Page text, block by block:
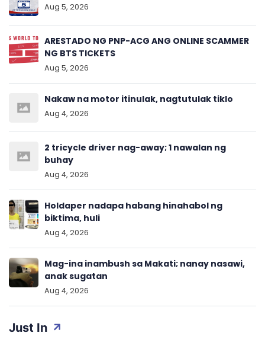
Just In
Aug 5, 2026
ARESTADO NG PNP-ACG ANG ONLINE SCAMMER
NG BTS TICKETS
Aug 5, 2026
Nakaw na motor itinulak, nagtutulak tiklo
Aug 4, 2026
2 tricycle driver nag-away; 1 nawalan ng
buhay
Aug 4, 2026
Holdaper nadapa habang hinahabol ng
biktima, huli
Aug 4, 2026
Mag-ina inambush sa Makati; nanay nasawi,
anak sugatan
Aug 4, 2026